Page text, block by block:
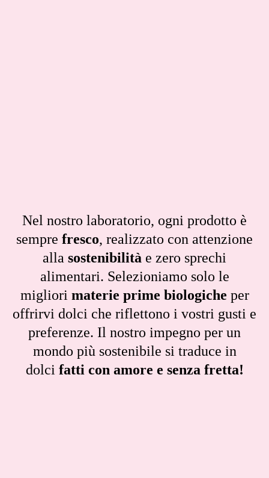
Nel nostro laboratorio, ogni prodotto è
sempre fresco, realizzato con attenzione
alla sostenibilità e zero sprechi
alimentari. Selezioniamo solo le
migliori materie prime biologiche per
offrirvi dolci che riflettono i vostri gusti e
preferenze. Il nostro impegno per un
mondo più sostenibile si traduce in
dolci fatti con amore e senza fretta!